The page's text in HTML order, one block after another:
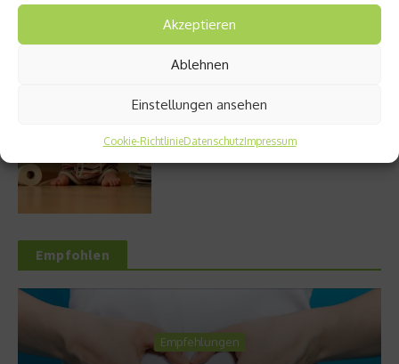
Akzeptieren
Ablehnen
Einstellungen ansehen
Cookie-RichtlinieDatenschutzImpressum
Welches Ashwagandha sollte ich kaufen?
Empfohlen
Empfehlungen